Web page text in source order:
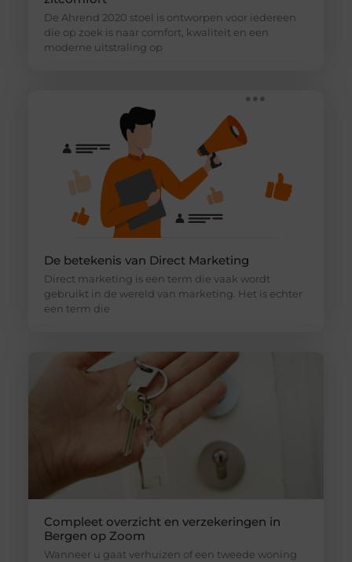
De Ahrend 2020 stoel is ontworpen voor iedereen
die op zoek is naar comfort, kwaliteit en een
moderne uitstraling op
De betekenis van Direct Marketing
Direct marketing is een term die vaak wordt
gebruikt in de wereld van marketing. Het is echter
een term die
Compleet overzicht en verzekeringen in
Bergen op Zoom
Wanneer u gaat verhuizen of een tweede woning